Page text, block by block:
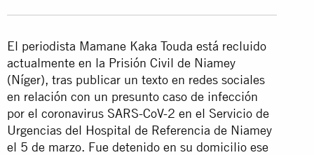
El periodista Mamane Kaka Touda está recluido
actualmente en la Prisión Civil de Niamey
(Níger), tras publicar un texto en redes sociales
en relación con un presunto caso de infección
por el coronavirus SARS-CoV-2 en el Servicio de
Urgencias del Hospital de Referencia de Niamey
el 5 de marzo. Fue detenido en su domicilio ese